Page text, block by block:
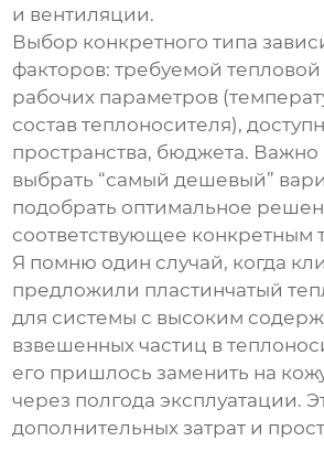
и вентиляции.
Выбор конкретного типа
факторов: требуемой
рабочих параметров
состав теплоносителя),
пространства, бюджета. Важно
выбрать “самый дешевый”
подобрать оптимальное
соответствующее конкретным
Я помню один случай, когда
предложили пластинчатый
для системы с высоким
взвешенных частиц в
его пришлось заменить на
через полгода эксплуатации.
дополнительных затрат и